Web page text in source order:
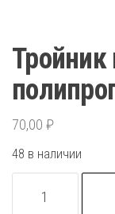
70,00 ₽
48 в наличии
товара